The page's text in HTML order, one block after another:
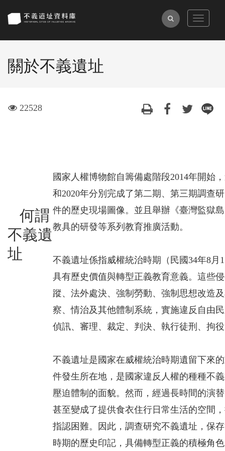
到
要
全
Toggle
關於不義遺址
visit
22528
何謂
不義遺
址
國家人權博物館自籌備處階段2014年開始
和2020年分別完成了第二期、第三期調查
件的歷史現場圖像。並且舉辦《臺灣監獄
教具的研發等系列教育推廣活動。
不義遺址係指威權統治時期（民國34年8
具有歷史價值與轉型正義教育意義。這些
蹤、法外處決、強制勞動、強制思想改造
察、情治及其他體制系統，實施違反自由
偵訊、審理、裁定、判決、執行徒刑、拘
不義遺址是國家在威權統治時期遺留下來
件發生所在地，是國家違反人權的種種不
壓迫體制的面貌。然而，經過長時間的演
甚至變成了提供食衣住行日常生活的空間
指認困難。因此，調查研究不義遺址，保
時期的歷史印記，具備轉型正義的積極角